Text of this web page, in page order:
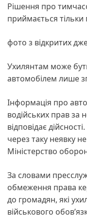
Рішення про
приймається тільки
фото з відкритих
Ухилянтам може
автомобілем лише
Інформація про
водійських прав за
відповідає
через таку неявку
Міністерство
За словами
обмеження права
до громадян, які
військового